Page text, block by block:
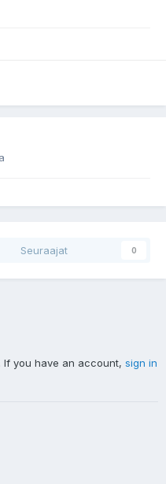
Seuraajat 0
If you have an account, sign in